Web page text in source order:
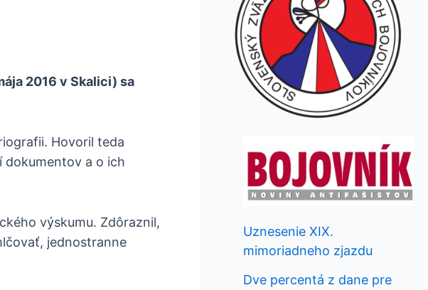
2016 v Skalici) sa
Hovoril teda
dokumentov a o ich
výskumu. Zdôraznil,
jednostranne
Uznesenie XIX.
mimoriadneho zjazdu
Dve percentá z dane pre